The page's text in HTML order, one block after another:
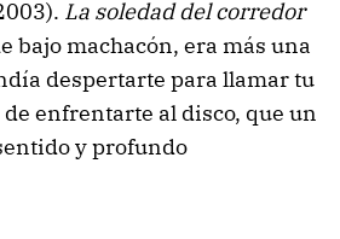
La soledad del corredor
bajo machacón, era más una
despertarte para llamar tu
enfrentarte al disco, que un
y profundo